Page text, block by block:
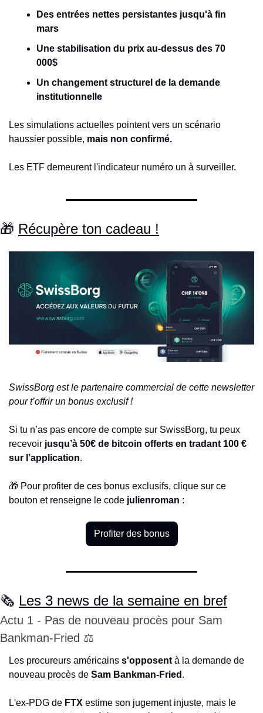
Des entrées nettes persistantes jusqu'à fin
mars
Une stabilisation du prix au-dessus des 70
000$
Un changement structurel de la demande
institutionnelle
Les simulations actuelles pointent vers un scénario
haussier possible, mais non confirmé.
Les ETF demeurent l'indicateur numéro un à surveiller.
🎁 Récupère ton cadeau !
SwissBorg est le partenaire commercial de cette newsletter
pour t’offrir un bonus exclusif !
Si tu n’as pas encore de compte sur SwissBorg, tu peux
recevoir jusqu’à 50€ de bitcoin offerts en tradant 100 €
sur l’application.
🎁 Pour profiter de ces bonus exclusifs, clique sur ce
bouton et renseigne le code julienroman :
Profiter des bonus
🗞️ Les 3 news de la semaine en bref
Actu 1 - Pas de nouveau procès pour Sam
Bankman-Fried ⚖️
Les procureurs américains s'opposent à la demande de
nouveau procès de Sam Bankman-Fried .
L'ex-PDG de FTX estime son jugement injuste, mais le